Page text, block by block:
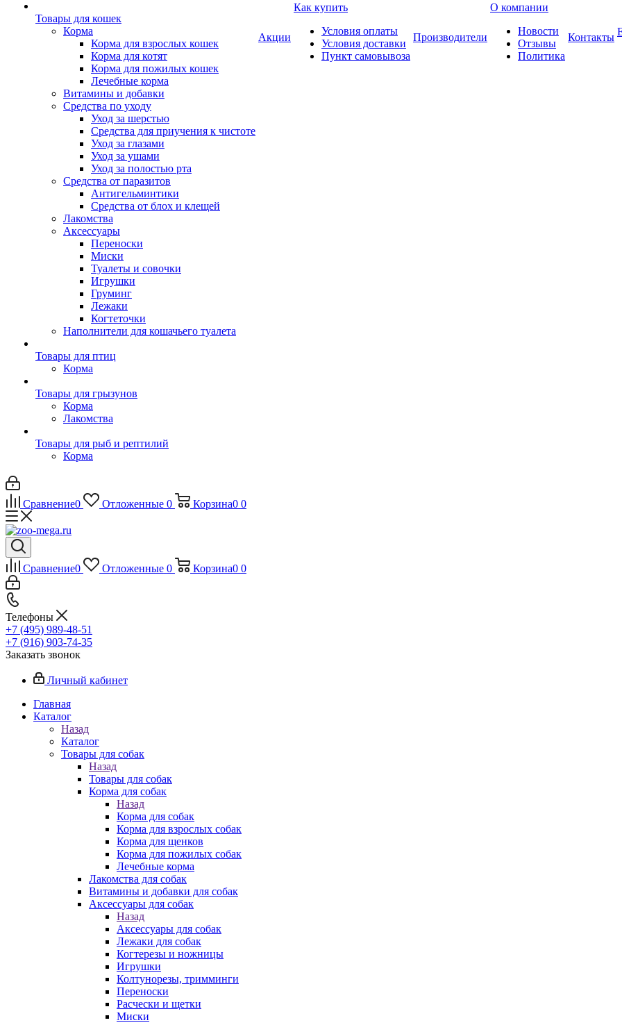
Товары для кошек
Корма
Корма для взрослых кошек
Корма для котят
Корма для пожилых кошек
Лечебные корма
Витамины и добавки
Средства по уходу
Уход за шерстью
Средства для приучения к чистоте
Уход за глазами
Уход за ушами
Уход за полостью рта
Средства от паразитов
Антигельминтики
Средства от блох и клещей
Лакомства
Аксессуары
Переноски
Миски
Туалеты и совочки
Игрушки
Груминг
Лежаки
Когтеточки
Наполнители для кошачьего туалета
Товары для птиц
Корма
Товары для грызунов
Корма
Лакомства
Товары для рыб и рептилий
Корма
Акции
Как купить
Условия оплаты
Условия доставки
Пункт самовывоза
Производители
О компании
Новости
Отзывы
Политика
Контакты
Сравнение0 Отложенные 0 Корзина0 0
Сравнение0 Отложенные 0 Корзина0 0
Телефоны
+7 (495) 989-48-51
+7 (916) 903-74-35
Заказать звонок
Личный кабинет
Главная
Каталог
Назад
Каталог
Товары для собак
Назад
Товары для собак
Корма для собак
Назад
Корма для собак
Корма для взрослых собак
Корма для щенков
Корма для пожилых собак
Лечебные корма
Лакомства для собак
Витамины и добавки для собак
Аксессуары для собак
Назад
Аксессуары для собак
Лежаки для собак
Когтерезы и ножницы
Игрушки
Колтунорезы, тримминги
Переноски
Расчески и щетки
Миски